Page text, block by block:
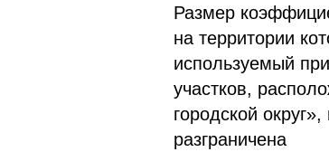
Размер
на территории
используемый
участков,
городской
разграничена